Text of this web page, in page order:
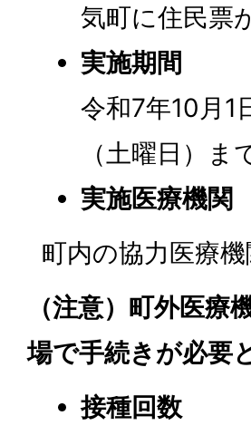
気町に住民票
実施期間
令和7年10月1
（土曜日）ま
実施医療機関
町内の協力医療機
（注意）町外医
場で手続きが必要
接種回数